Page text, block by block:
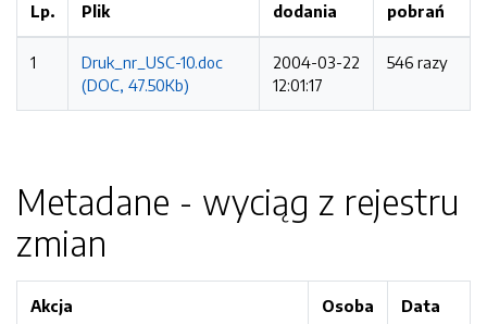
Lp. Plik
dodania
pobrań
1
Druk_nr_USC-10.doc
(DOC, 47.50Kb)
2004-03-22
12:01:17
546 razy
Metadane - wyciąg z rejestru
zmian
Akcja Osoba Data